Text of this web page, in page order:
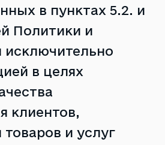
в пунктах 5.2. и
Политики и
исключительно
в целях
клиентов,
и услуг